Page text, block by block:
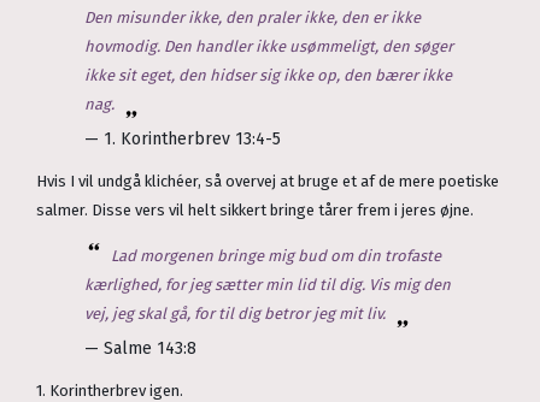
Den misunder ikke, den praler ikke, den er ikke
hovmodig. Den handler ikke usømmeligt, den søger
ikke sit eget, den hidser sig ikke op, den bærer ikke
nag.
— 1. Korintherbrev 13:4-5
Hvis I vil undgå klichéer, så overvej at bruge et af de mere poetiske
salmer. Disse vers vil helt sikkert bringe tårer frem i jeres øjne.
Lad morgenen bringe mig bud om din trofaste
kærlighed, for jeg sætter min lid til dig. Vis mig den
vej, jeg skal gå, for til dig betror jeg mit liv.
— Salme 143:8
1. Korintherbrev igen.